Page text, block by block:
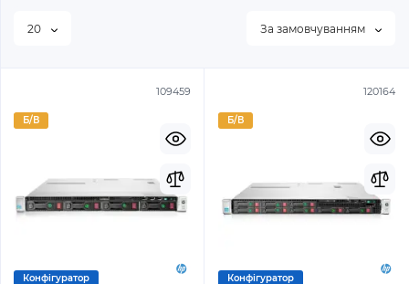
20 За замовчуванням
109459
Б/В
Конфігуратор
120164
Б/В
Конфігуратор